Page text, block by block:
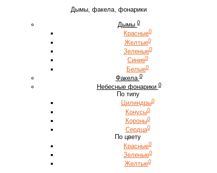
Дымы, факела, фонарики
Дымы 0
Красные0
Желтые0
Зеленые0
Синие0
Белые0
Факела 0
Небесные фонарики 0
По типу
Цилиндры0
Конусы0
Короны0
Сердца0
По цвету
Красные0
Зеленые0
Желтые0